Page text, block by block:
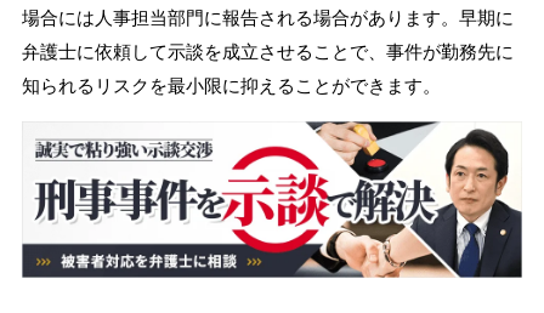
場合には人事担当部門に報告される場合があります。早期に
弁護士に依頼して示談を成立させることで、事件が勤務先に
知られるリスクを最小限に抑えることができます。